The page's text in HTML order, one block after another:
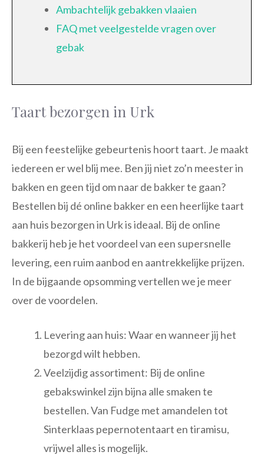
Ambachtelijk gebakken vlaaien
FAQ met veelgestelde vragen over
gebak
Taart bezorgen in Urk
Bij een feestelijke gebeurtenis hoort taart. Je maakt
iedereen er wel blij mee. Ben jij niet zo’n meester in
bakken en geen tijd om naar de bakker te gaan?
Bestellen bij dé online bakker en een heerlijke taart
aan huis bezorgen in Urk is ideaal. Bij de online
bakkerij heb je het voordeel van een supersnelle
levering, een ruim aanbod en aantrekkelijke prijzen.
In de bijgaande opsomming vertellen we je meer
over de voordelen.
Levering aan huis: Waar en wanneer jij het
bezorgd wilt hebben.
Veelzijdig assortiment: Bij de online
gebakswinkel zijn bijna alle smaken te
bestellen. Van Fudge met amandelen tot
Sinterklaas pepernotentaart en tiramisu,
vrijwel alles is mogelijk.